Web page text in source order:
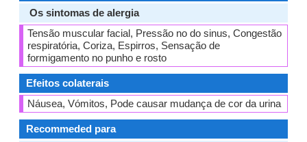
Os sintomas de alergia
Tensão muscular facial, Pressão no do sinus, Congestão
respiratória, Coriza, Espirros, Sensação de
formigamento no punho e rosto
Efeitos colaterais
Náusea, Vómitos, Pode causar mudança de cor da urina
Recommeded para